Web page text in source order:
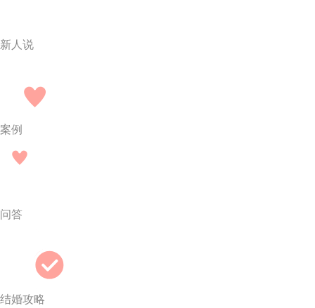
新人说
案例
问答
结婚攻略